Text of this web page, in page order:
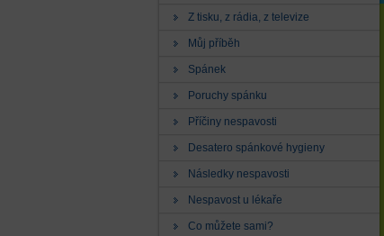
Z tisku, z rádia, z televize
Můj příběh
Spánek
Poruchy spánku
Příčiny nespavosti
Desatero spánkové hygieny
Následky nespavosti
Nespavost u lékaře
Co můžete sami?